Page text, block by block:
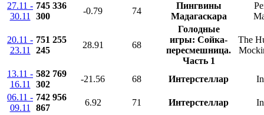
27.11 -
30.11
745 336
300
-0.79 74
Пингвины
Мадагаскара
20.11 -
23.11
751 255
245
28.91 68
Голодные
игры: Сойка-
пересмешница.
Часть 1
The
13.11 -
16.11
582 769
302
-21.56 68 Интерстеллар
06.11 -
09.11
742 956
867
6.92 71 Интерстеллар